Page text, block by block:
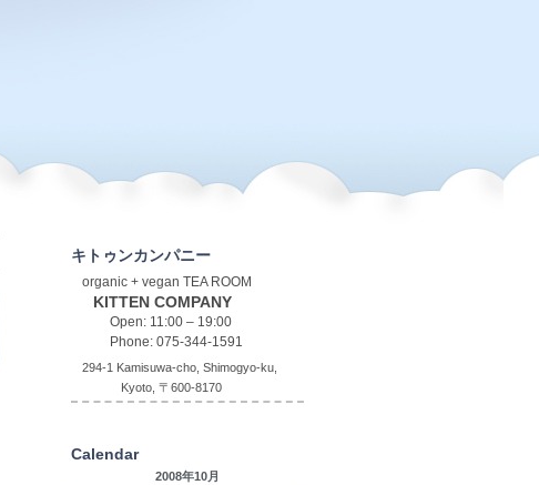
キトゥンカンパニー
organic + vegan TEA ROOM
KITTEN COMPANY
Open: 11:00 – 19:00
Phone: 075-344-1591
294-1 Kamisuwa-cho, Shimogyo-ku,
Kyoto, 〒600-8170
Calendar
2008年10月